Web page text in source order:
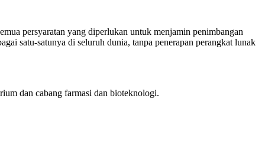
persyaratan yang diperlukan untuk menjamin penimbangan
satu-satunya di seluruh dunia, tanpa penerapan perangkat lunak
dan cabang farmasi dan bioteknologi.